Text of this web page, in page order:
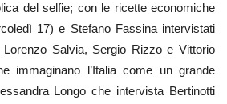
del selfie; con le ricette economiche
17) e Stefano Fassina intervistati
Salvia, Sergio Rizzo e Vittorio
immaginano l’Italia come un grande
Longo che intervista Bertinotti